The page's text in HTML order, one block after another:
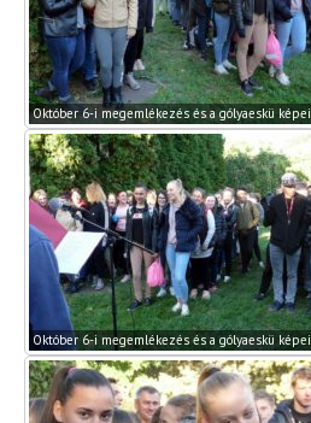
Október 6-i megemlékezés és a gólyaeskü képei
Október 6-i megemlékezés és a gólyaeskü képei